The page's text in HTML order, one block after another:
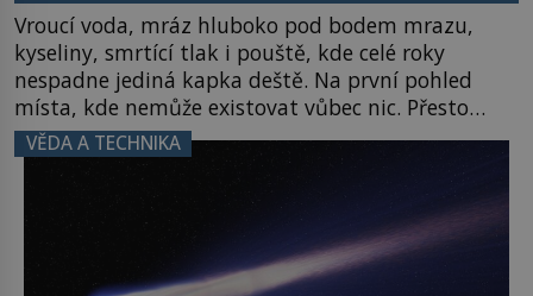
Vroucí voda, mráz hluboko pod bodem mrazu,
kyseliny, smrtící tlak i pouště, kde celé roky
nespadne jediná kapka deště. Na první pohled
místa, kde nemůže existovat vůbec nic. Přesto
právě tady vědci objevují organismy, které
posouvají hranice života. Každý nový nález mění
napovídá, kde bychom jednou […]
VĚDA A TECHNIKA